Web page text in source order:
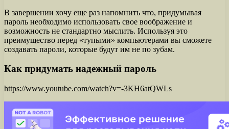
В завершении хочу еще раз напомнить что, придумывая
пароль необходимо использовать свое воображение и
возможность не стандартно мыслить. Используя это
преимущество перед «тупыми» компьютерами вы сможете
создавать пароли, которые будут им не по зубам.
Как придумать надежный пароль
https://www.youtube.com/watch?v=-3KH6atQWLs